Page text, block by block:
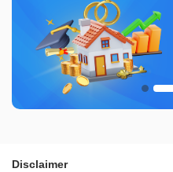
Disclaimer